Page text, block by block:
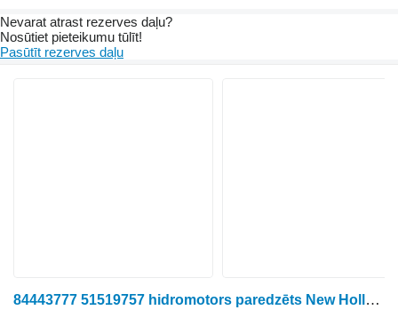
Nevarat atrast rezerves daļu?
Nosūtiet pieteikumu tūlīt!
Pasūtīt rezerves daļu
84443777 51519757 hidromotors paredzēts New Holland 760CG graudu hedera